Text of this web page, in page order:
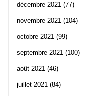
décembre 2021 (77)
novembre 2021 (104)
octobre 2021 (99)
septembre 2021 (100)
août 2021 (46)
juillet 2021 (84)